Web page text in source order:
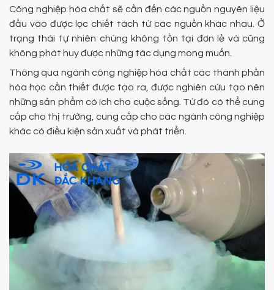
Công nghiệp hóa chất sẽ cần đến các nguồn nguyên liệu
đầu vào được lọc chiết tách từ các nguồn khác nhau. Ở
trạng thái tự nhiên chúng không tồn tại đơn lẻ và cũng
không phát huy được những tác dụng mong muốn.
Thông qua ngành công nghiệp hóa chất các thành phần
hóa học cần thiết được tạo ra, được nghiên cứu tạo nên
những sản phẩm có ích cho cuộc sống. Từ đó có thể cung
cấp cho thị trường, cung cấp cho các ngành công nghiệp
khác có điều kiện sản xuất và phát triển.